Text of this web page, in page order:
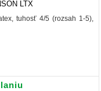
tuhosť 4/5 (rozsah 1-5),